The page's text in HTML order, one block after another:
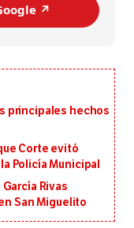
↗️
principales hechos
Corte evitó
Policía Municipal
Rivas
San Miguelito